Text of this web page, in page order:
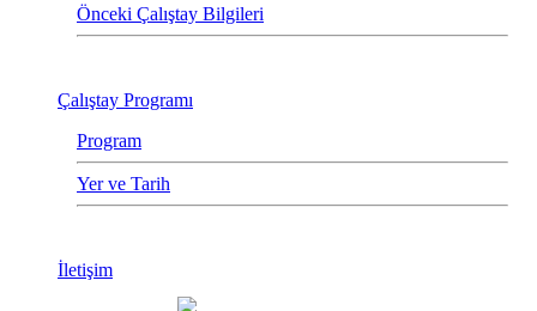
Önceki Çalıştay Bilgileri
Çalıştay Programı
Program
Yer ve Tarih
İletişim